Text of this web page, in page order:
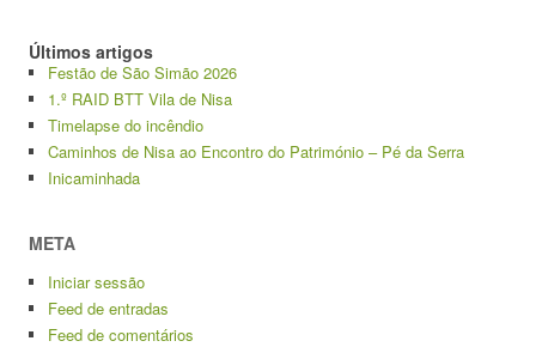
Últimos artigos
Festão de São Simão 2026
1.º RAID BTT Vila de Nisa
Timelapse do incêndio
Caminhos de Nisa ao Encontro do Património – Pé da Serra
Inicaminhada
META
Iniciar sessão
Feed de entradas
Feed de comentários